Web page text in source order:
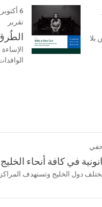
6 أكتوبر/تشرين الأول 2010
تقرير
في كافة أنحاء
دول الخليج وتستهدف المراكز